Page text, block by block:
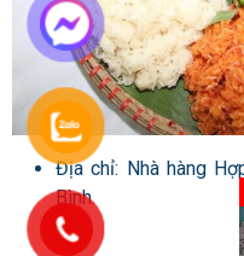
Địa chỉ: Nhà hàng
Bình.